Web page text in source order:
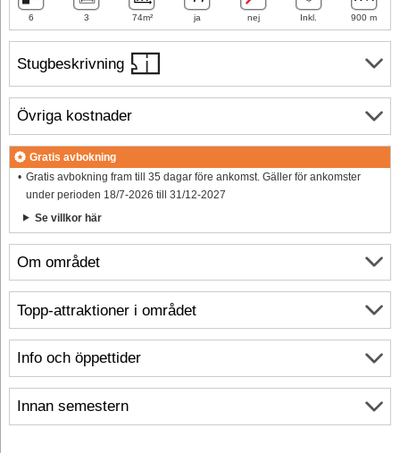
Stugbeskrivning
Om området
Info och öppettider
Innan semestern
6 3 74m² ja nej Inkl. 900 m
Övriga kostnader
Gratis avbokning
Gratis avbokning fram till 35 dagar före ankomst. Gäller för ankomster
under perioden 18/7-2026 till 31/12-2027
Se villkor här
Topp-attraktioner i området